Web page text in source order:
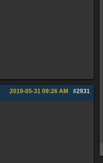
#2931
2019-05-31 09:26 AM